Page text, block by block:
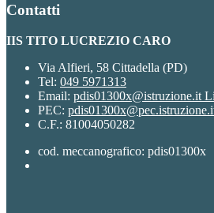
Contatti
IIS TITO LUCREZIO CARO
Via Alfieri, 58 Cittadella (PD)
Tel: 049 5971313
Email: pdis01300x@istruzione.it
PEC:
C.F.: 81004050282
cod. meccanografico: pdis01300x